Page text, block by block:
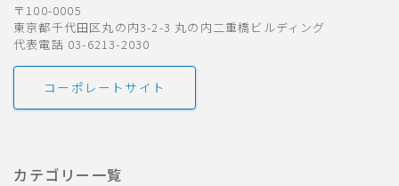
〒100-0005
東京都千代田区丸の内3-2-3 丸の内二重橋ビルディング
代表電話 03-6213-2030
コーポレートサイト
カテゴリー一覧